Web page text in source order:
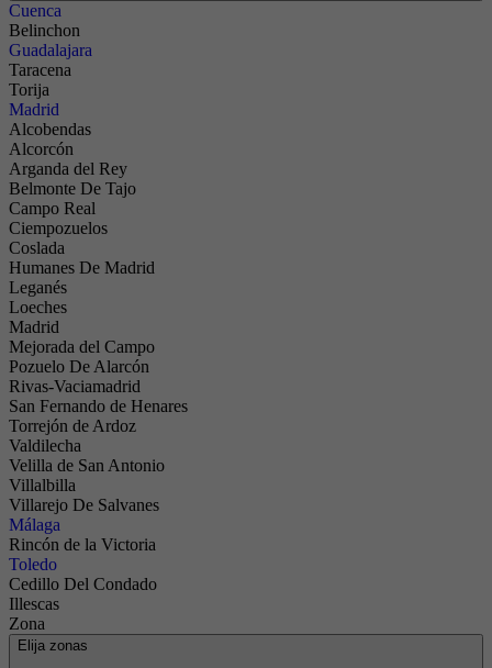
Cuenca
Belinchon
Guadalajara
Taracena
Torija
Madrid
Alcobendas
Alcorcón
Arganda del Rey
Belmonte De Tajo
Campo Real
Ciempozuelos
Coslada
Humanes De Madrid
Leganés
Loeches
Madrid
Mejorada del Campo
Pozuelo De Alarcón
Rivas-Vaciamadrid
San Fernando de Henares
Torrejón de Ardoz
Valdilecha
Velilla de San Antonio
Villalbilla
Villarejo De Salvanes
Málaga
Rincón de la Victoria
Toledo
Cedillo Del Condado
Illescas
Zona
Elija zonas